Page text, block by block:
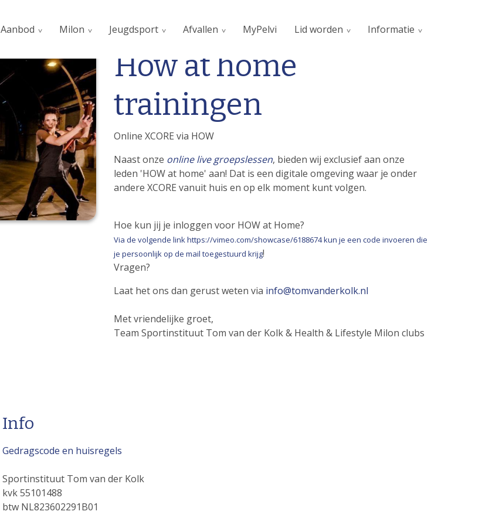
Aanbod Milon Jeugdsport Afvallen MyPelvi Lid worden Informatie
How at home
trainingen
Online XCORE via HOW
Naast onze online live groepslessen, bieden wij exclusief aan onze
leden 'HOW at home' aan! Dat is een digitale omgeving waar je onder
andere XCORE vanuit huis en op elk moment kunt volgen.
Hoe kun jij je inloggen voor HOW at Home?
Via de volgende link https://vimeo.com/showcase/6188674 kun je een code invoeren die
je persoonlijk op de mail toegestuurd krijg!
Vragen?
Laat het ons dan gerust weten via info@tomvanderkolk.nl
Met vriendelijke groet,
Team Sportinstituut Tom van der Kolk & Health & Lifestyle Milon clubs
Info
Gedragscode en huisregels
Sportinstituut Tom van der Kolk
kvk 55101488
btw NL823602291B01